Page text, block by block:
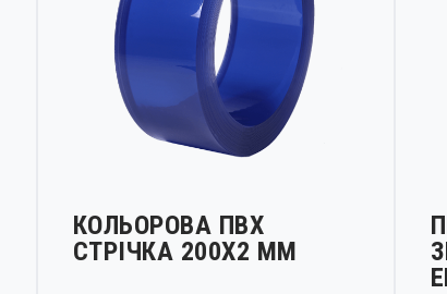
КОЛЬОРОВА ПВХ
СТРІЧКА 200Х2 ММ